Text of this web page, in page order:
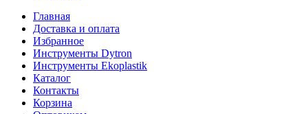
Главная
Доставка и оплата
Избранное
Инструменты Dytron
Инструменты Ekoplastik
Каталог
Контакты
Корзина